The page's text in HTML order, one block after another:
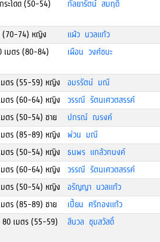
ระโดด (50-54)
กัลยารัตน์ สมฤดี
(70-74) หญิง
แผ้ว นวลแก้ว
เมตร (80-84)
เผือน วงศ์ชนะ
มตร (55-59) หญิง
อมรรัตน์ มณี
มตร (60-64) หญิง
วรรณี รัตนเศวตสรรค์
ตร (50-54) ชาย
ปกรณ์ ณรงค์
มตร (85-89) หญิง
พ่วน มณี
มตร (50-54) หญิง
ธนพร แกล้วทนงค์
มตร (60-64) หญิง
วรรณี รัตนเศวตสรรค์
มตร (50-54) หญิง
อรัญญา นวลแก้ว
ตร (85-89) ชาย
เปี้ยน ศรีทองแก้ว
80 เมตร (55-59)
สีนวล ชุมสวัสดิ์